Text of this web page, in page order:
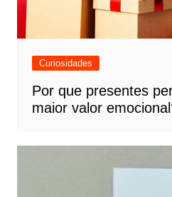
Curiosidades
Por que presentes
maior valor